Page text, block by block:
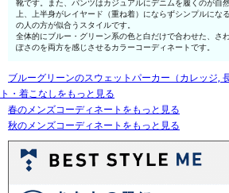
靴です。また、パンツはカジュアルにデニムを履くのが自
上、上半身がレイヤード（重ね着）にならずシンプルにな
の人の方が似合うスタイルです。
全体的にブルー・グリーン系の色と白だけで合わせた、さ
ぽさのを両方を感じさせるカラーコーディネートです。
ブルーグリーンのスウェットパーカー（カレッジ,
ト・着こなしをもっと見る
春のメンズコーディネートをもっと見る
秋のメンズコーディネートをもっと見る